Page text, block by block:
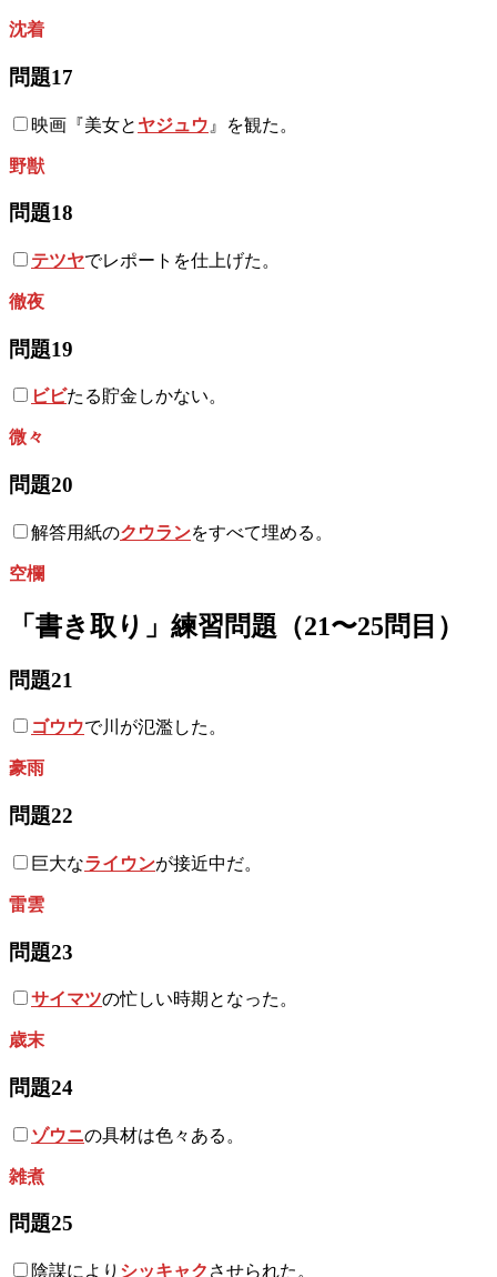
沈着
問題17
映画『美女と ヤジュウ 』を観た。
野獣
問題18
テツヤでレポートを仕上げた。
徹夜
問題19
ビビたる貯金しかない。
微々
問題20
解答用紙のクウランをすべて埋める。
空欄
「書き取り」練習問題（21〜25問目）
問題21
ゴウウで川が氾濫した。
豪雨
問題22
巨大なライウンが接近中だ。
雷雲
問題23
サイマツの忙しい時期となった。
歳末
問題24
ゾウニの具材は色々ある。
雑煮
問題25
陰謀により シッキャク させられた。